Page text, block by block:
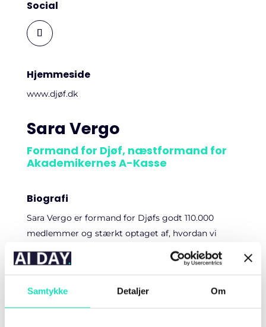
Samtykke Detaljer Om
Social
Hjemmeside
www.djøf.dk
Sara Vergo
Formand for Djøf, næstformand for
Akademikernes A-Kasse
Biografi
Sara Vergo er formand for Djøfs godt 110.000
medlemmer og stærkt optaget af, hvordan vi
definerer – og skaber – rammerne for det gode
arbejdsliv. Og her spiller AI en stadig større rolle –
kompetencer og diskussioner af grænserne
mellem teknologi og mennesker.